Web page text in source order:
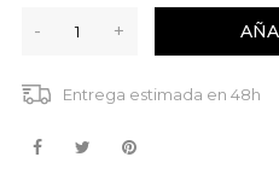
- +
Entrega estimada en 48h